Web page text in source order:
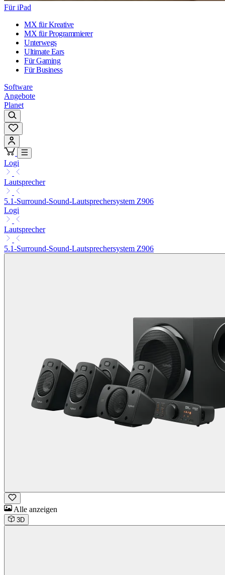
Für iPad
MX für Kreative
MX für Programmierer
Unterwegs
Ultimate Ears
Für Gaming
Für Business
Software
Angebote
Planet
Logi
Lautsprecher
5.1-Surround-Sound-Lautsprechersystem Z906
Logi
Lautsprecher
5.1-Surround-Sound-Lautsprechersystem Z906
Alle anzeigen
3D